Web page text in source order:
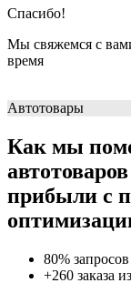
Спасибо!
Мы свяжемся с
время
Автотовары
Как мы
прибыли с
80%
+260 заказа